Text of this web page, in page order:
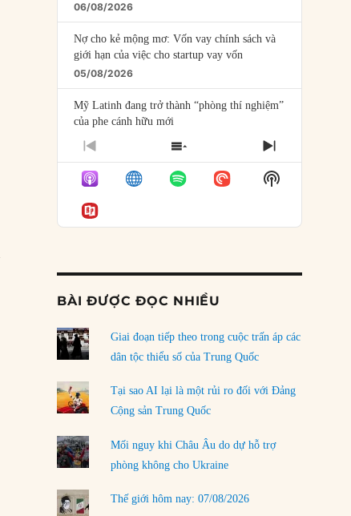
06/08/2026
Nợ cho kẻ mộng mơ: Vốn vay chính sách và
giới hạn của việc cho startup vay vốn
05/08/2026
Mỹ Latinh đang trở thành “phòng thí nghiệm”
của phe cánh hữu mới
04/08/2026
Tại sao Trung Quốc phủ nhận cuộc gặp với
Ngoại trưởng Nhật Bản?
04/08/2026
03/08/2026
Đặt cược vào thất bại: Các quỹ đầu tư mạo
rủi ro
02/08/2026
Làm thế nào để kết thúc Chiến tranh Iran?
01/08/2026
Chiến lược kế tiếp của Bắc Kinh ở Biển Đông
31/07/2026
Trật tự thế giới mới: Các nước nhỏ sẽ luôn
phải chịu đựng?
PREVIOUS
EPISODE
SHOW
EPISODES
LIST
NEXT
EPISODE
Show
Podcast
BÀI ĐƯỢC ĐỌC NHIỀU
Giai đoạn tiếp theo trong cuộc trấn áp các
dân tộc thiểu số của Trung Quốc
Tại sao AI lại là một rủi ro đối với Đảng
Cộng sản Trung Quốc
Mối nguy khi Châu Âu do dự hỗ trợ
phòng không cho Ukraine
Thế giới hôm nay: 07/08/2026